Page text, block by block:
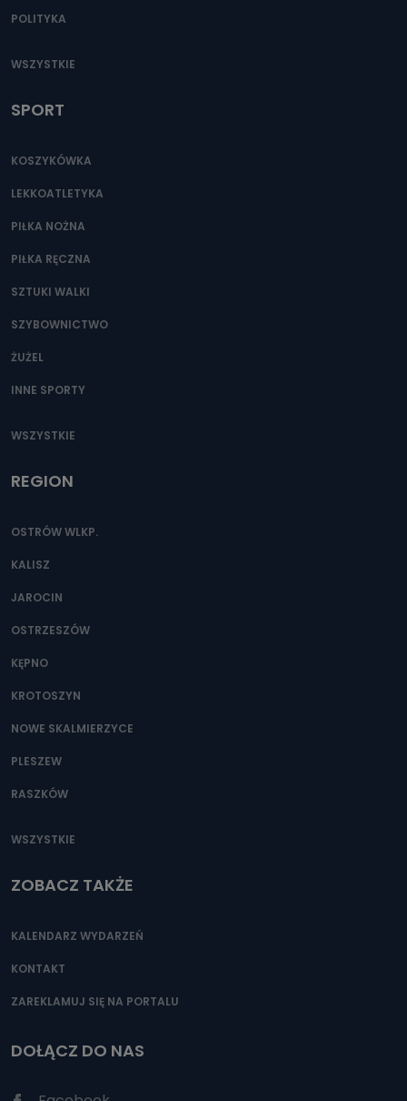
POLITYKA
WSZYSTKIE
SPORT
KOSZYKÓWKA
LEKKOATLETYKA
PIŁKA NOŻNA
PIŁKA RĘCZNA
SZTUKI WALKI
SZYBOWNICTWO
ŻUŻEL
INNE SPORTY
WSZYSTKIE
REGION
OSTRÓW WLKP.
KALISZ
JAROCIN
OSTRZESZÓW
KĘPNO
KROTOSZYN
NOWE SKALMIERZYCE
PLESZEW
RASZKÓW
WSZYSTKIE
ZOBACZ TAKŻE
KALENDARZ WYDARZEŃ
KONTAKT
ZAREKLAMUJ SIĘ NA PORTALU
DOŁĄCZ DO NAS